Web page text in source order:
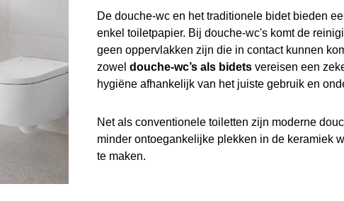
De douche-wc en het traditionele bidet bieden
enkel toiletpapier. Bij douche-wc's komt de
geen oppervlakken zijn die in contact kunnen
zowel douche-wc’s als bidets vereisen een
hygiëne afhankelijk van het juiste gebruik en
Net als conventionele toiletten zijn moderne
minder ontoegankelijke plekken in de keramiek
te maken.